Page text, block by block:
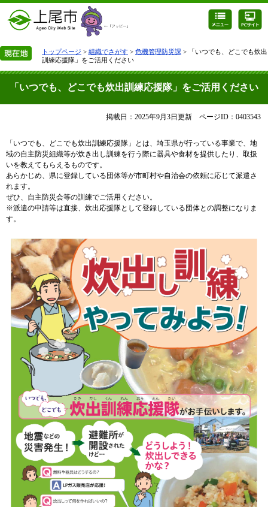
トップページ > 組織でさがす > 危機管理防災課 > 「いつでも、どこでも炊出
訓練応援隊」をご活用ください
「いつでも、どこでも炊出訓練応援隊」をご活用ください
掲載日：2025年9月3日更新 ページID：0403543
「いつでも、どこでも炊出訓練応援隊」とは、埼玉県が行っている事業で、地
域の自主防災組織等が炊き出し訓練を行う際に器具や食材を提供したり、取扱
いを教えてもらえるものです。
あらかじめ、県に登録している団体等が市町村や自治会の依頼に応じて派遣さ
れます。
ぜひ、自主防災会等の訓練でご活用ください。
※派遣の申請等は直接、炊出応援隊として登録している団体との調整になりま
す。